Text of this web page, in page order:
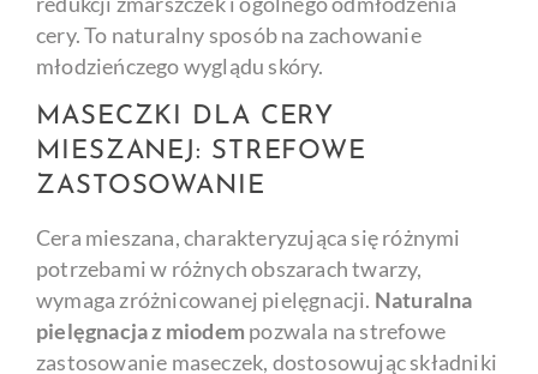
cery. To naturalny sposób na zachowanie
młodzieńczego wyglądu skóry.
MASECZKI DLA CERY
MIESZANEJ: STREFOWE
ZASTOSOWANIE
Cera mieszana, charakteryzująca się różnymi
potrzebami w różnych obszarach twarzy,
wymaga zróżnicowanej pielęgnacji. Naturalna
pielęgnacja z miodem pozwala na strefowe
zastosowanie maseczek, dostosowując składniki